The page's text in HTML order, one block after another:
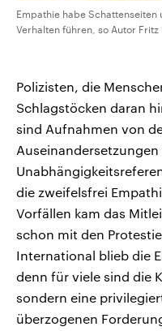
Empathie habe Schattenseiten
Verhalten führen, so Autor
Polizisten, die
Schlagstöcken daran
sind Aufnahmen von
die zweifelsfrei
Vorfällen kam das
schon mit den
International blieb die
denn für viele sind die
sondern eine
überzogenen